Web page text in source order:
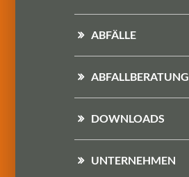
ABFÄLLE
ABFALLBERATUNG
DOWNLOADS
UNTERNEHMEN